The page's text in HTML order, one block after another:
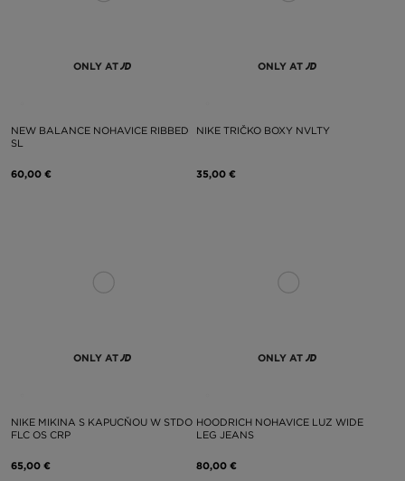
ONLY AT
NEW BALANCE NOHAVICE RIBBED
SL
60,00 €
ONLY AT
NIKE TRIČKO BOXY NVLTY
35,00 €
ONLY AT
NIKE MIKINA S KAPUCŇOU W STDO
FLC OS CRP
65,00 €
ONLY AT
HOODRICH NOHAVICE LUZ WIDE
LEG JEANS
80,00 €